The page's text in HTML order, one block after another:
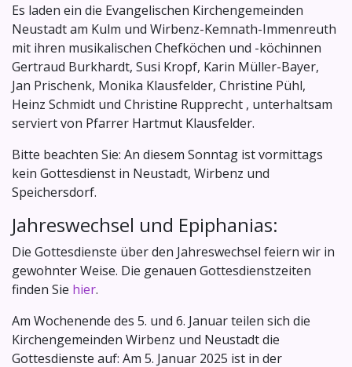
Es laden ein die Evangelischen Kirchengemeinden
Neustadt am Kulm und Wirbenz-Kemnath-Immenreuth
mit ihren musikalischen Chefköchen und -köchinnen
Gertraud Burkhardt, Susi Kropf, Karin Müller-Bayer,
Jan Prischenk, Monika Klausfelder, Christine Pühl,
Heinz Schmidt und Christine Rupprecht , unterhaltsam
serviert von Pfarrer Hartmut Klausfelder.
Bitte beachten Sie: An diesem Sonntag ist vormittags
kein Gottesdienst in Neustadt, Wirbenz und
Speichersdorf.
Jahreswechsel und Epiphanias:
Die Gottesdienste über den Jahreswechsel feiern wir in
gewohnter Weise. Die genauen Gottesdienstzeiten
finden Sie hier.
Am Wochenende des 5. und 6. Januar teilen sich die
Kirchengemeinden Wirbenz und Neustadt die
Gottesdienste auf: Am 5. Januar 2025 ist in der